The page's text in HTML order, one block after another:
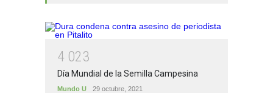
4 023
Día Mundial de la Semilla Campesina
Mundo U 29 octubre, 2021